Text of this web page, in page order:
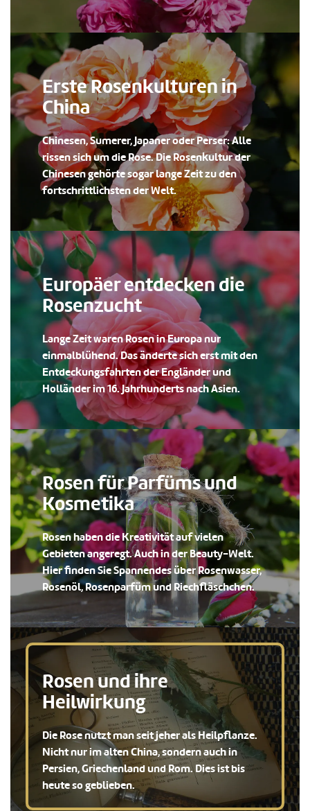
Erste Rosenkulturen in
China
Chinesen, Sumerer, Japaner oder Perser: Alle
rissen sich um die Rose. Die Rosenkultur der
Chinesen gehörte sogar lange Zeit zu den
fortschrittlichsten der Welt.
Europäer entdecken die
Rosenzucht
Lange Zeit waren Rosen in Europa nur
einmalblühend. Das änderte sich erst mit den
Entdeckungsfahrten der Engländer und
Holländer im 16. Jahrhunderts nach Asien.
Rosen für Parfüms und
Kosmetika
Rosen haben die Kreativität auf vielen
Gebieten angeregt. Auch in der Beauty-Welt.
Hier finden Sie Spannendes über Rosenwasser,
Rosenöl, Rosenparfüm und Riechfläschchen.
Rosen und ihre
Heilwirkung
Die Rose nutzt man seit jeher als Heilpflanze.
Nicht nur im alten China, sondern auch in
Persien, Griechenland und Rom. Dies ist bis
heute so geblieben.